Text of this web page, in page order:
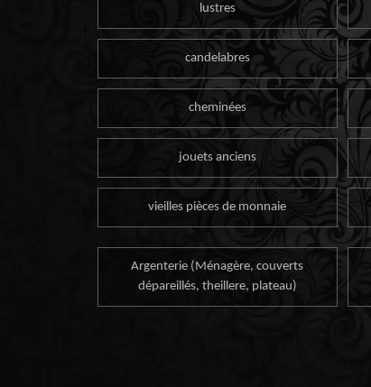
lustres
candelabres
cheminées
jouets anciens
vieilles pièces de monnaie
Argenterie (Ménagère, couverts
dépareillés, theillere, plateau)